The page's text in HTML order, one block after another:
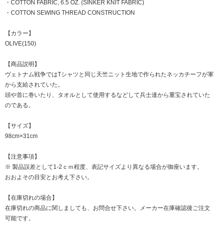
・COTTON FABRIC, 6.5 OZ. (SINKER KNIT FABRIC)
・COTTON SEWING THREAD CONSTRUCTION
【カラー】
OLIVE(150)
【商品説明】
ヴェトナム戦争ではTシャツと同じ天竺ニット生地で作られたネッカチーフが軍
から支給されていた。
頭や首に巻いたり、タオルとして使用するなどして兵士達から重宝されていた
のである。
【サイズ】
98cm×31cm
【注意事項】
※ 製品誤差として1-2ｃｍ程度、表記サイズより異なる場合が御座います。
おおよその目安とお考え下さい。
【在庫切れの場合】
在庫切れの商品に関しましても、お問合せ下さい。メーカー在庫確認後ご注文
可能です。